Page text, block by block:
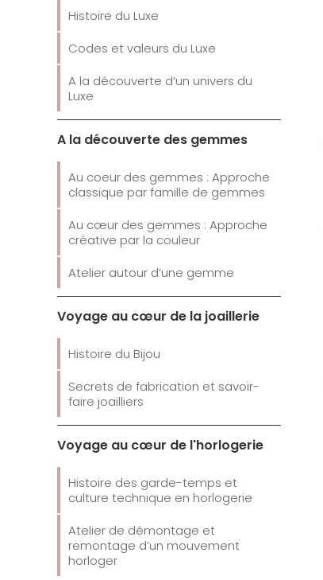
Histoire du Luxe
Codes et valeurs du Luxe
A la découverte d’un univers du
Luxe
A la découverte des gemmes
Au coeur des gemmes : Approche
classique par famille de gemmes
Au cœur des gemmes : Approche
créative par la couleur
Atelier autour d’une gemme
Voyage au cœur de la joaillerie
Histoire du Bijou
Secrets de fabrication et savoir-
faire joailliers
Voyage au cœur de l'horlogerie
Histoire des garde-temps et
culture technique en horlogerie
Atelier de démontage et
remontage d’un mouvement
horloger